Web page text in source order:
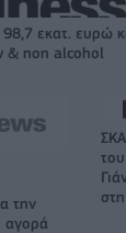
98,7 εκατ. ευρώ
& non alcohol
την
αγορά